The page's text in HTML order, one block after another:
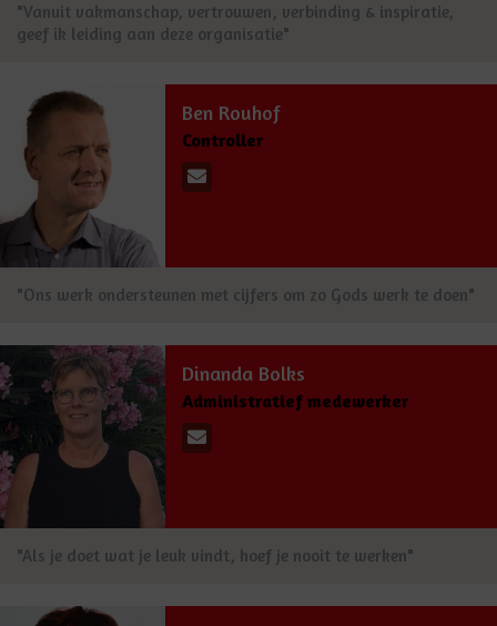
"Vanuit vakmanschap, vertrouwen, verbinding & inspiratie,
geef ik leiding aan deze organisatie"
Ben Rouhof
Controller
"Ons werk ondersteunen met cijfers om zo Gods werk te doen"
Dinanda Bolks
Administratief medewerker
"Als je doet wat je leuk vindt, hoef je nooit te werken"